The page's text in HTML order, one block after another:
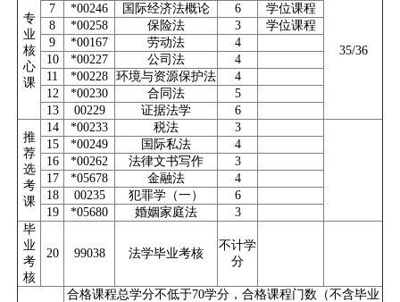
专
业
核
心
课
35/36
7 *00246 国际经济法概论 6
学位课程
8
*00258 保险法 3
学位课程
9
*00167 劳动法
4
10
*00227 公司法
4
11
*00228 环境与资源保护法
4
12
*00230 合同法
5
13
00229 证据法学
6
推
荐
选
考
课
14 *00233 税法
3
15
*00249 国际私法
4
16
*00262 法律文书写作
3
17
*05678 金融法
4
18
00235 犯罪学（一）
6
19
*05680 婚姻家庭法
3
毕
业
考
核
20 99038 法学毕业考核
不计学
分
合格课程总学分不低于70学分，合格课程门数（不含毕业